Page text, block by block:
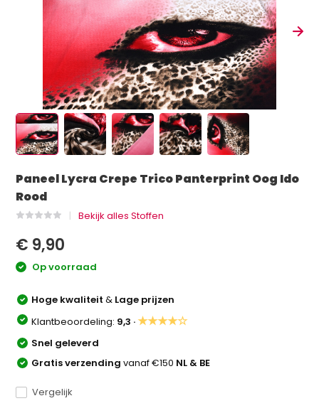
Paneel Lycra Crepe Trico Panterprint Oog Ido
Rood
Bekijk alles Stoffen
€ 9,90
Op voorraad
Hoge kwaliteit& Lage prijzen
Klantbeoordeling: 9,3 ·★★★★☆
Snel geleverd
Gratis verzendingvanaf €150 NL & BE
Vergelijk